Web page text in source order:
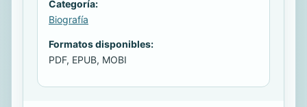
Categoría:
Biografía
Formatos disponibles:
PDF, EPUB, MOBI